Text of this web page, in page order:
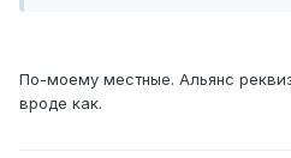
По-моему местные. Альянс
вроде как.